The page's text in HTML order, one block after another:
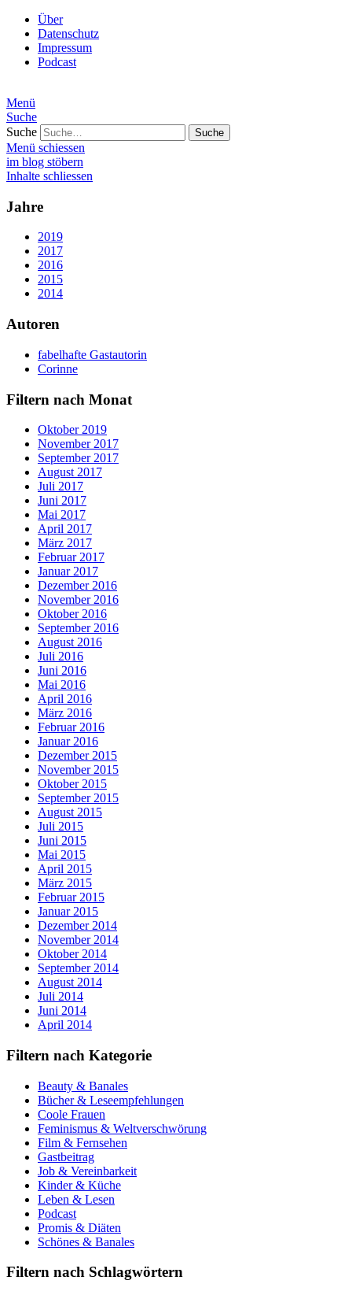
Über
Datenschutz
Impressum
Podcast
Menü
Suche
Suche
Menü schiessen
im blog stöbern
Inhalte schliessen
Jahre
2019
2017
2016
2015
2014
Autoren
fabelhafte Gastautorin
Corinne
Filtern nach Monat
Oktober 2019
November 2017
September 2017
August 2017
Juli 2017
Juni 2017
Mai 2017
April 2017
März 2017
Februar 2017
Januar 2017
Dezember 2016
November 2016
Oktober 2016
September 2016
August 2016
Juli 2016
Juni 2016
Mai 2016
April 2016
März 2016
Februar 2016
Januar 2016
Dezember 2015
November 2015
Oktober 2015
September 2015
August 2015
Juli 2015
Juni 2015
Mai 2015
April 2015
März 2015
Februar 2015
Januar 2015
Dezember 2014
November 2014
Oktober 2014
September 2014
August 2014
Juli 2014
Juni 2014
April 2014
Filtern nach Kategorie
Beauty & Banales
Bücher & Leseempfehlungen
Coole Frauen
Feminismus & Weltverschwörung
Film & Fernsehen
Gastbeitrag
Job & Vereinbarkeit
Kinder & Küche
Leben & Lesen
Podcast
Promis & Diäten
Schönes & Banales
Filtern nach Schlagwörtern